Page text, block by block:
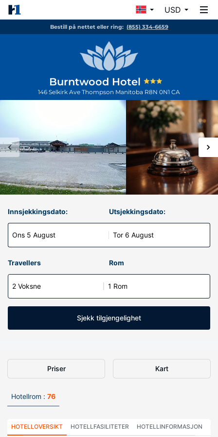
USD
Bestill på nettet eller ring: (855) 334-6659
Burntwood Hotel
146 Selkirk Ave Thompson Manitoba R8N 0N1 CA
Innsjekkingsdato:
Ons 5 August
Utsjekkingsdato:
Tor 6 August
Travellers Rom
2 Voksne 1 Rom
Sjekk tilgjengelighet
Priser Kart
Hotellrom : 76
HOTELLOVERSIKT HOTELLFASILITETER HOTELLINFORMASJON